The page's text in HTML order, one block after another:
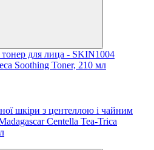
для лица - SKIN1004
Soothing Toner, 210 мл